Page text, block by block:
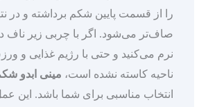
را از قسمت پایین شکم برداشته و در
صاف‌تر می‌شود. اگر با چربی زیر ناف
نرم می‌کنید و حتی با رژیم غذایی و
ناحیه کاسته نشده است، مینی ابدو
انتخاب مناسبی برای شما باشد. این